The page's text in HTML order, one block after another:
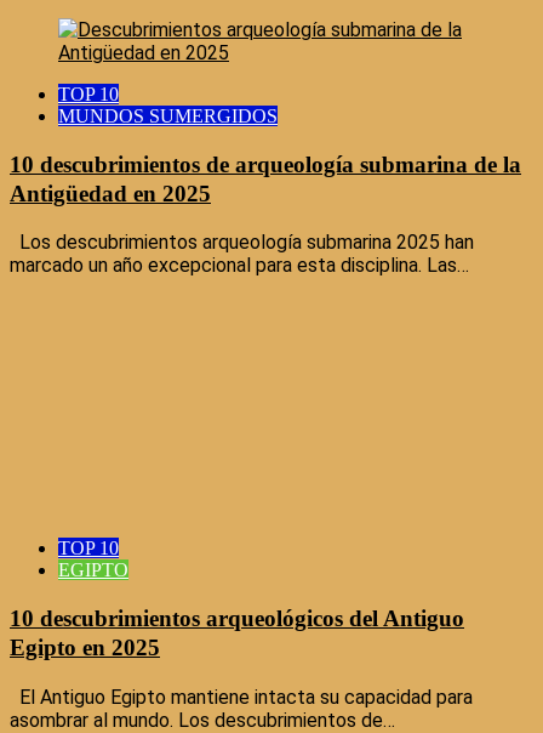
TOP 10
MUNDOS SUMERGIDOS
10 descubrimientos de arqueología submarina de la
Antigüedad en 2025
Los descubrimientos arqueología submarina 2025 han
marcado un año excepcional para esta disciplina. Las…
TOP 10
EGIPTO
10 descubrimientos arqueológicos del Antiguo
Egipto en 2025
El Antiguo Egipto mantiene intacta su capacidad para
asombrar al mundo. Los descubrimientos de…